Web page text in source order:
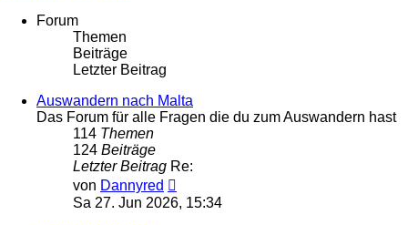
Forum
Themen
Beiträge
Letzter Beitrag
Auswandern nach Malta
Das Forum für alle Fragen die du zum Auswandern hast
114 Themen
124 Beiträge
Letzter Beitrag Re:
von Dannyred
Beitrag
Sa 27. Jun 2026, 15:34